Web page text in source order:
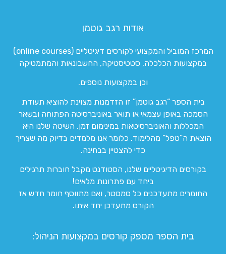
אודות רגב גוטמן
המרכז המוביל והמקצועי לקורסים דיגיטליים (online courses)
במקצועות הכלכלה, סטטיסטיקה, החשבונאות והמתמטיקה
וכן במקצועות נוספים.
בית הספר “רגב גוטמן” זו הזדמנות מצוינת להוציא תעודת
הסמכה באופן עצמאי או תואר באוניברסיטה הפתוחה ובשאר
המכללות והאוניברסיטאות במינימום זמן. השיטה שלנו היא
הוצאת ה”טפל” מהלימוד. כלומר אנו מלמדים בדיוק מה שצריך
כדי להצטיין בבחינה.
בקורסים הדיגיטליים שלנו, הסטודנט מקבל חוברות תרגילים
ביחד עם פתרונות מלאים!
החומרים מתעדכנים כל סמסטר, ואם מתווסף חומר חדש אז
הקורס מתעדכן יחד איתו.
בית הספר מספק קורסים במקצועות הניהול: